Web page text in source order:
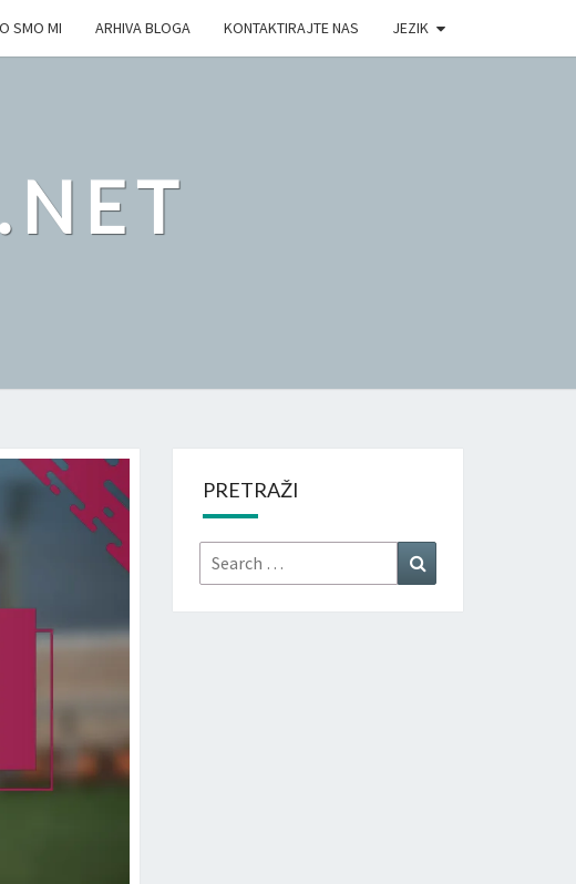
SMO MI ARHIVA BLOGA KONTAKTIRAJTE NAS JEZIK
PRETRAŽI
Search
for: